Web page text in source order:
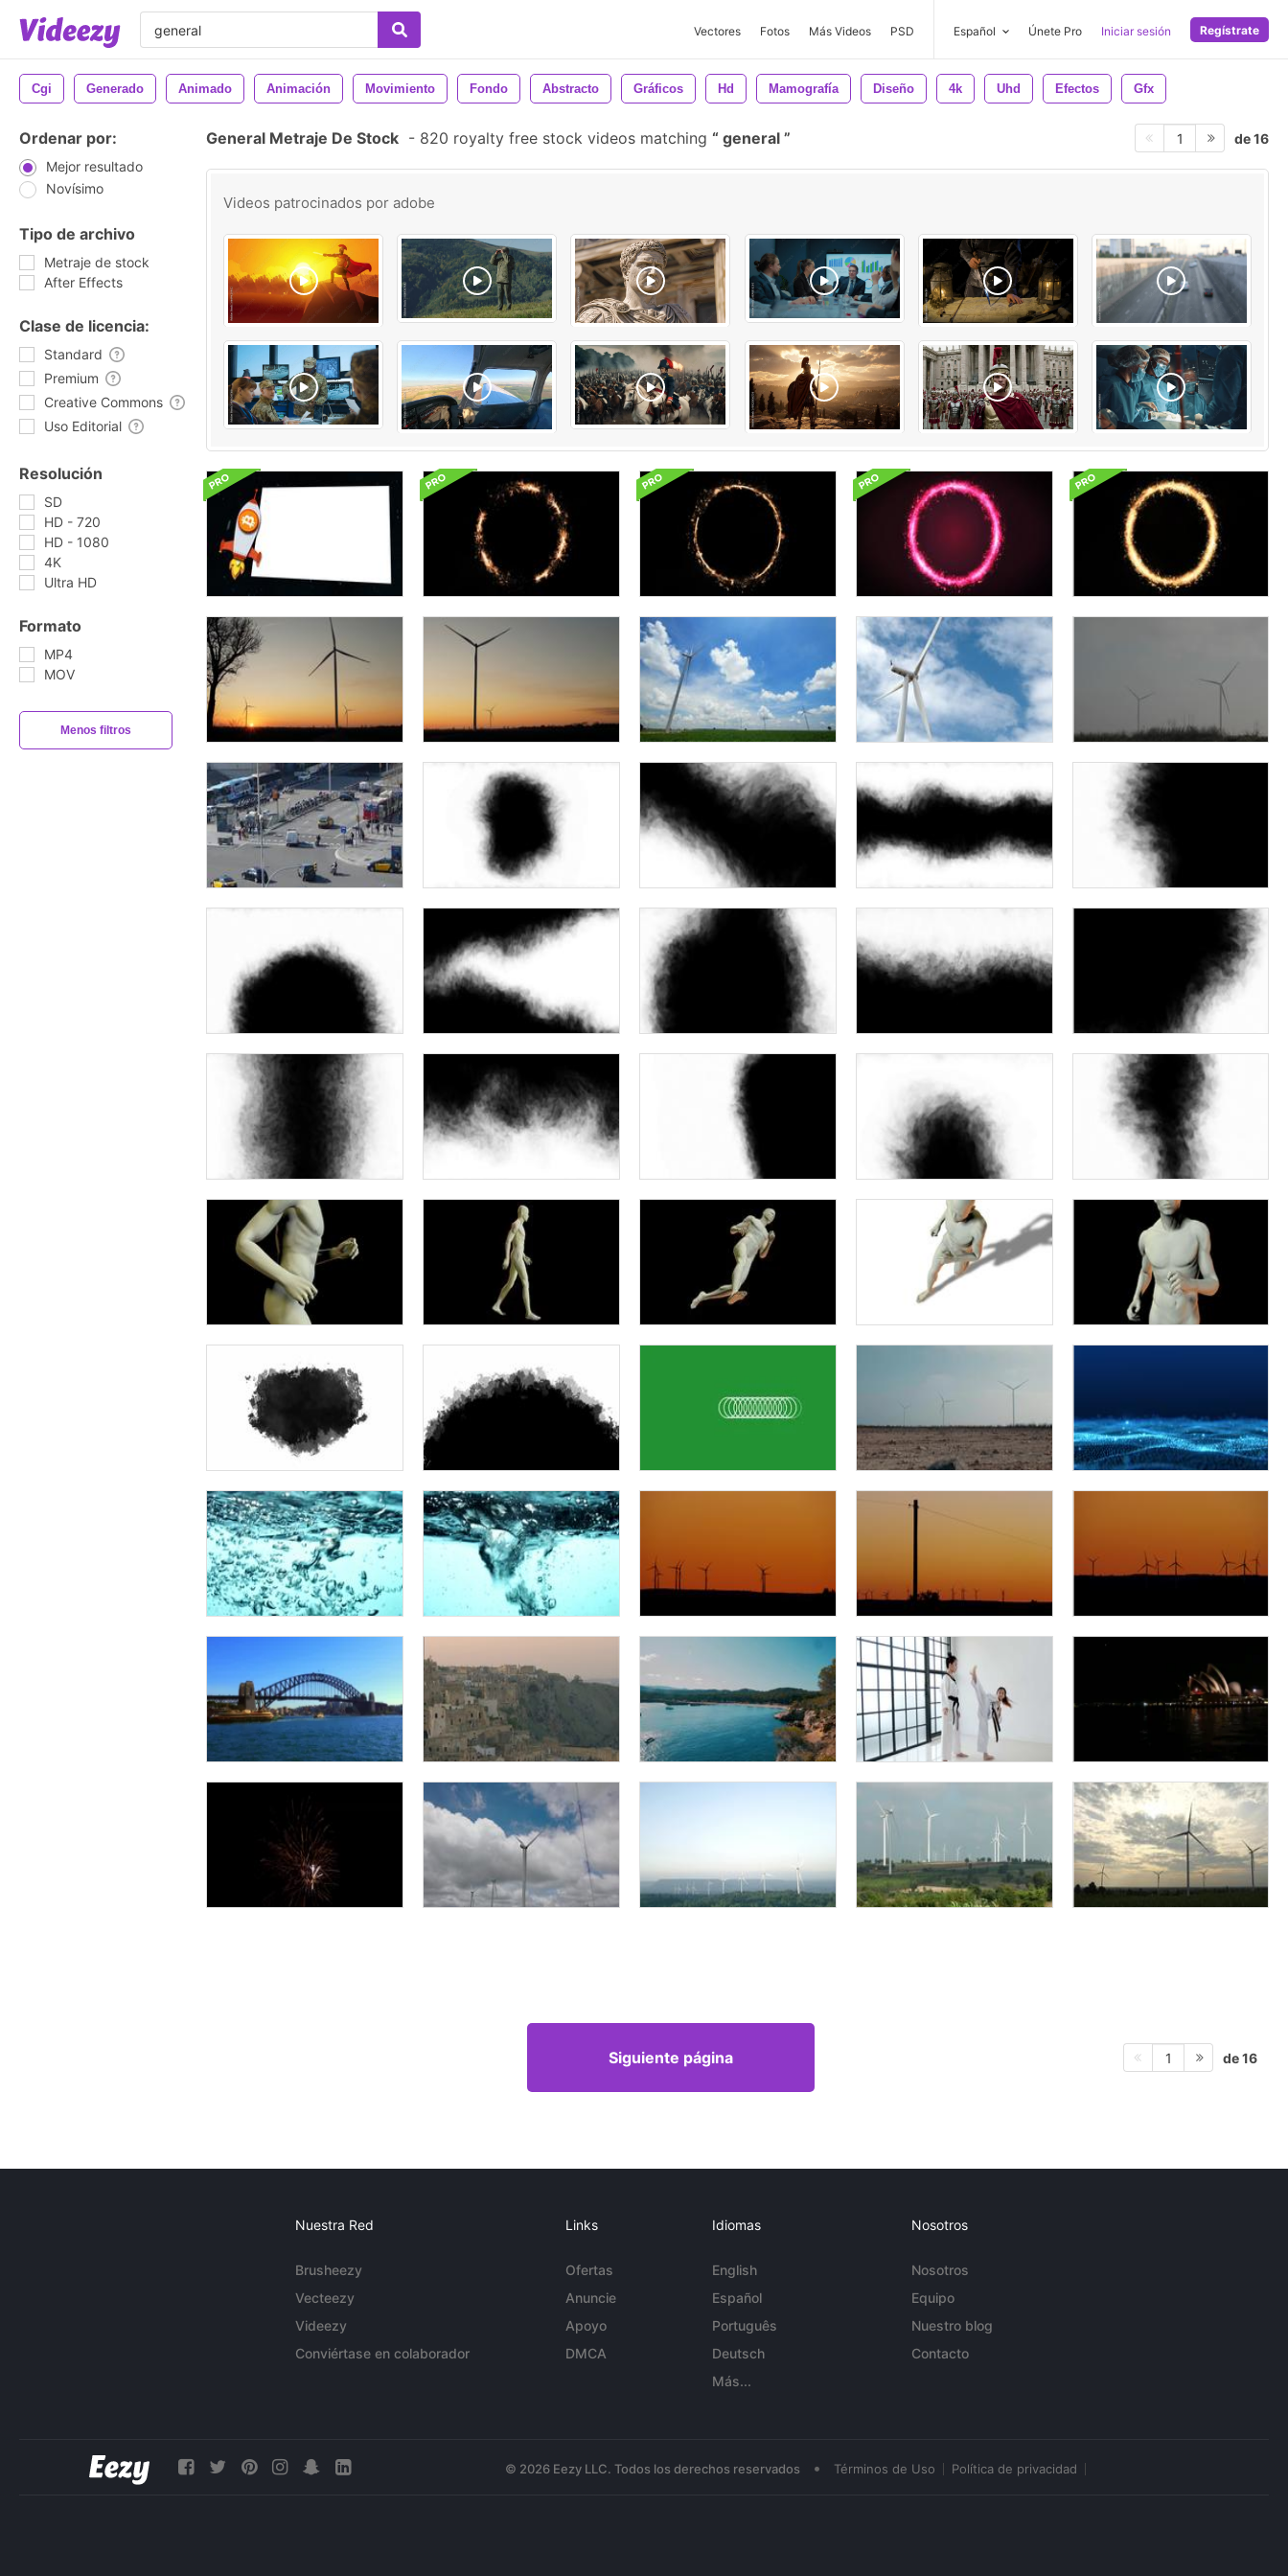
Vectores Fotos Más Videos PSD Español Únete Pro Iniciar sesión Regístrate
Cgi Generado Animado Animación Movimiento Fondo Abstracto Gráficos Hd Mamografía Diseño 4k Uhd Efectos Gfx
Ordenar por:
Mejor resultado
Novísimo
Tipo de archivo
Metraje de stock
After Effects
Clase de licencia:
Standard
Premium
Creative Commons
Uso Editorial
Resolución
SD
HD - 720
HD - 1080
4K
Ultra HD
Formato
MP4
MOV
Menos filtros
General Metraje De Stock - 820 royalty free stock videos matching general 1 de 16
Videos patrocinados por adobe
Siguiente página 1 de 16
Nuestra Red
Brusheezy
Vecteezy
Videezy
Conviértase en colaborador
Links
Ofertas
Anuncie
Apoyo
DMCA
Idiomas
English
Español
Português
Deutsch
Más...
Nosotros
Nosotros
Equipo
Nuestro blog
Contacto
© 2026 Eezy LLC. Todos los derechos reservados • Términos de Uso Política de privacidad